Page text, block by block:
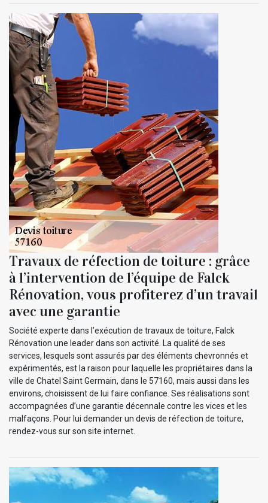
Travaux de réfection de toiture : grâce
à l’intervention de l’équipe de Falck
Rénovation, vous profiterez d’un travail
avec une garantie
Société experte dans l’exécution de travaux de toiture, Falck
Rénovation une leader dans son activité. La qualité de ses
services, lesquels sont assurés par des éléments chevronnés et
expérimentés, est la raison pour laquelle les propriétaires dans la
ville de Chatel Saint Germain, dans le 57160, mais aussi dans les
environs, choisissent de lui faire confiance. Ses réalisations sont
accompagnées d’une garantie décennale contre les vices et les
malfaçons. Pour lui demander un devis de réfection de toiture,
rendez-vous sur son site internet.